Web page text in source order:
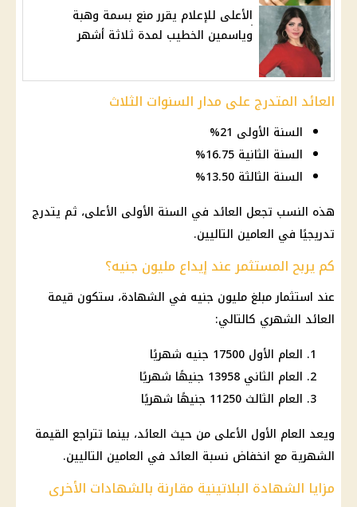
الأعلى للإعلام يقرر منع بسمة وهبة
وياسمين الخطيب لمدة ثلاثة أشهر
العائد المتدرج على مدار السنوات الثلاث
السنة الأولى 21%
السنة الثانية 16.75%
السنة الثالثة 13.50%
هذه النسب تجعل العائد في السنة الأولى الأعلى، ثم يتدرج
تدريجيًا في العامين التاليين.
كم يربح المستثمر عند إيداع مليون جنيه؟
عند استثمارمبلغ مليون جنيه في الشهادة، ستكون قيمة
العائد الشهري كالتالي:
العام الأول 17500 جنيه شهريًا
العام الثاني 13958 جنيهًا شهريًا
العام الثالث 11250 جنيهًا شهريًا
ويعد العام الأول الأعلى من حيث العائد، بينما تتراجع القيمة
الشهرية مع انخفاض نسبة العائد في العامين التاليين.
مزايا الشهادة البلاتينية مقارنة بالشهادات الأخرى